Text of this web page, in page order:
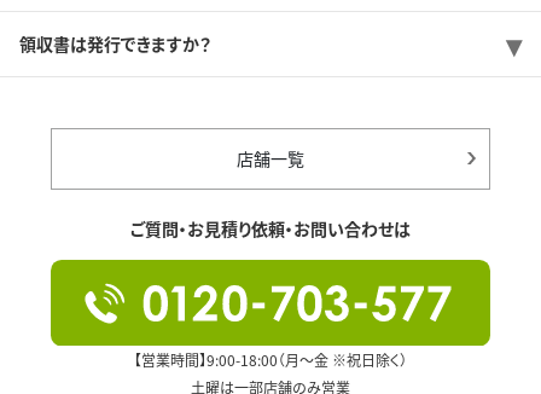
領収書は発行できますか？
店舗一覧
ご質問・お見積り依頼・お問い合わせは
【営業時間】9:00-18:00（月～金 ※祝日除く）
土曜は一部店舗のみ営業